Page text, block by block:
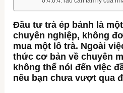
Đầu tư trà ép bánh là
chuyên nghiệp, không
mua một lô trà. Ngoài
thức cơ bản về chuyên
không thể nói đến việc
nếu bạn chưa vượt qua